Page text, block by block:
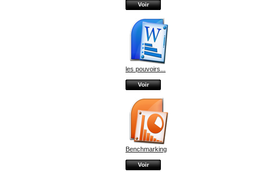
Voir
les pouvoirs...
Voir
Benchmarking
Voir